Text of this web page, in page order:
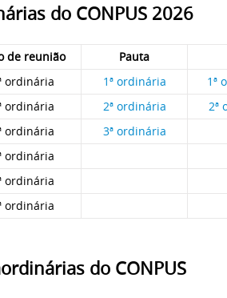
do CONPUS 2026
de reunião
Pauta
ordinária 1ª ordinária
1ª
ordinária 2ª ordinária
2ª
ordinária
3ª ordinária
ordinária
ordinária
ordinária
do CONPUS